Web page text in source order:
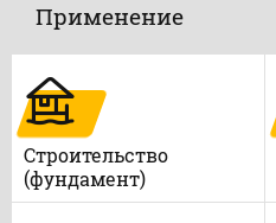
Применение
Строительство
(фундамент)